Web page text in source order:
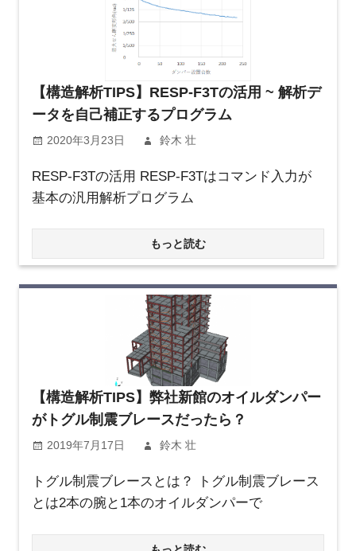
【構造解析TIPS】RESP-F3Tの活用 ~ 解析デ
ータを自己補正するプログラム
2020年3月23日 鈴木 壮
RESP-F3Tの活用 RESP-F3Tはコマンド入力が
基本の汎用解析プログラム
もっと読む
【構造解析TIPS】弊社新館のオイルダンパー
がトグル制震ブレースだったら？
2019年7月17日 鈴木 壮
トグル制震ブレースとは？ トグル制震ブレース
とは2本の腕と1本のオイルダンパーで